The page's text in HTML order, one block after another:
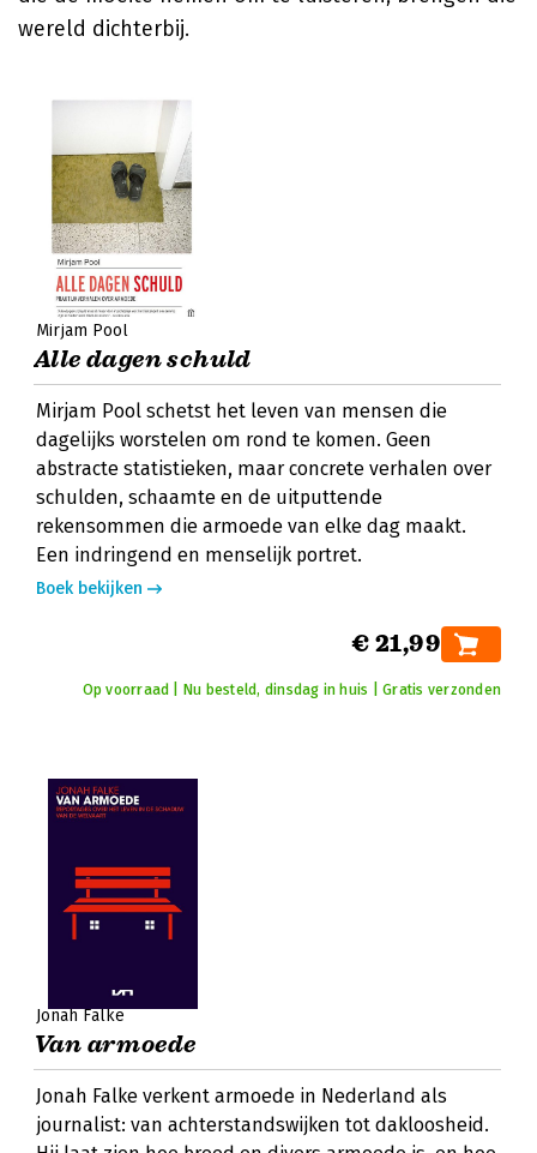
wereld dichterbij.
Mirjam Pool
Alle dagen schuld
Mirjam Pool schetst het leven van mensen die
dagelijks worstelen om rond te komen. Geen
abstracte statistieken, maar concrete verhalen over
schulden, schaamte en de uitputtende
rekensommen die armoede van elke dag maakt.
Een indringend en menselijk portret.
Boek bekijken
€ 21,99
Op voorraad | Nu besteld, dinsdag in huis | Gratis verzonden
Jonah Falke
Van armoede
Jonah Falke verkent armoede in Nederland als
journalist: van achterstandswijken tot dakloosheid.